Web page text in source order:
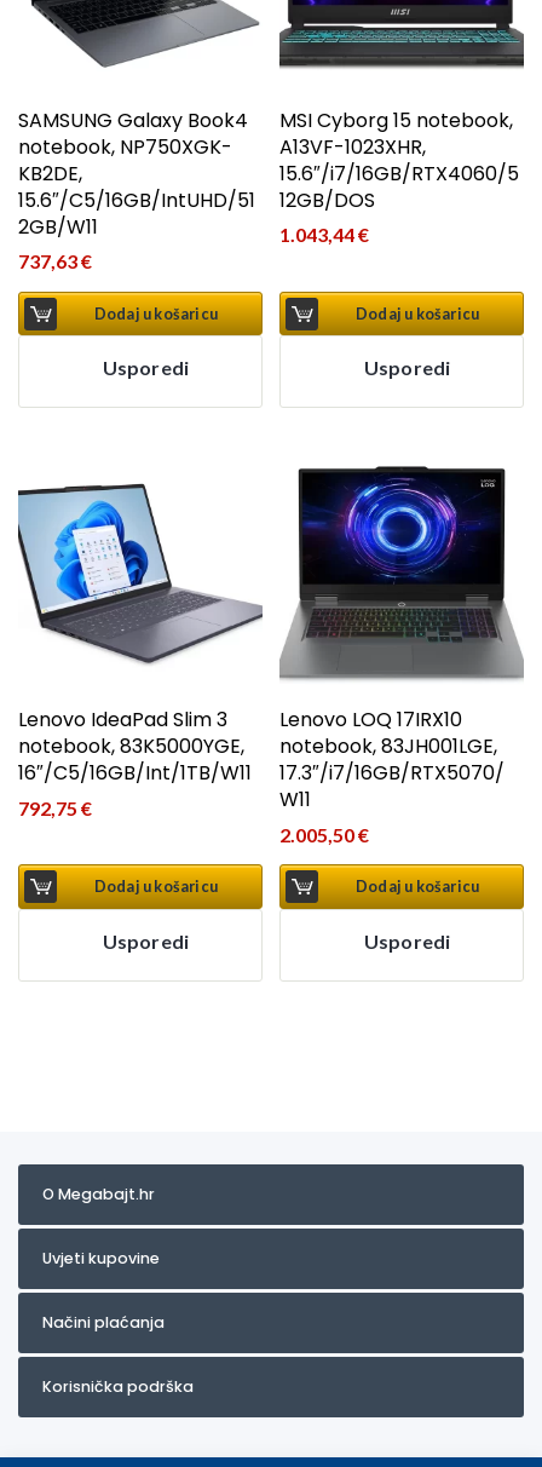
SAMSUNG Galaxy Book4
notebook, NP750XGK-
KB2DE,
15.6″/C5/16GB/IntUHD/51
2GB/W11
737,63€
Dodaj u košaricu
Usporedi
MSI Cyborg 15 notebook,
A13VF-1023XHR,
15.6″/i7/16GB/RTX4060/5
12GB/DOS
1.043,44€
Dodaj u košaricu
Usporedi
Lenovo IdeaPad Slim 3
notebook, 83K5000YGE,
16″/C5/16GB/Int/1TB/W11
792,75 €
Dodaj u košaricu
Usporedi
Lenovo LOQ 17IRX10
notebook, 83JH001LGE,
17.3″/i7/16GB/RTX5070/
W11
2.005,50€
Dodaj u košaricu
Usporedi
O Megabajt.hr
Uvjeti kupovine
Načini plaćanja
Korisnička podrška